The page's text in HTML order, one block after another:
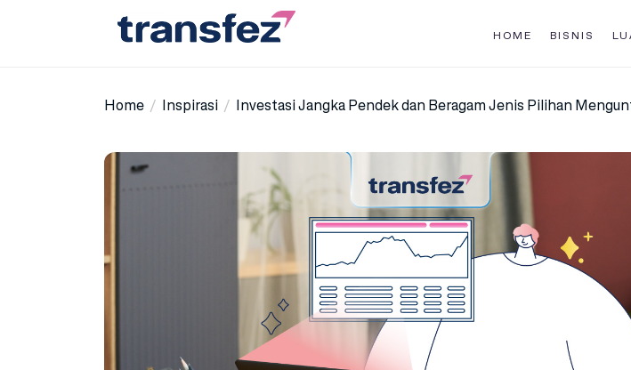
HOME BISNIS
Home Inspirasi Investasi Jangka Pendek dan Beragam Jenis Pilihan